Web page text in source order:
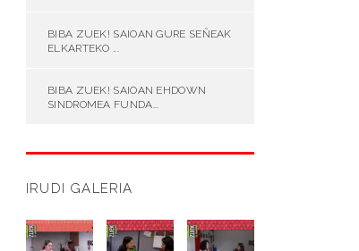
BIBA ZUEK! SAIOAN GURE SEÑEAK
ELKARTEKO ...
BIBA ZUEK! SAIOAN EHDOWN
SINDROMEA FUNDA...
IRUDI GALERIA